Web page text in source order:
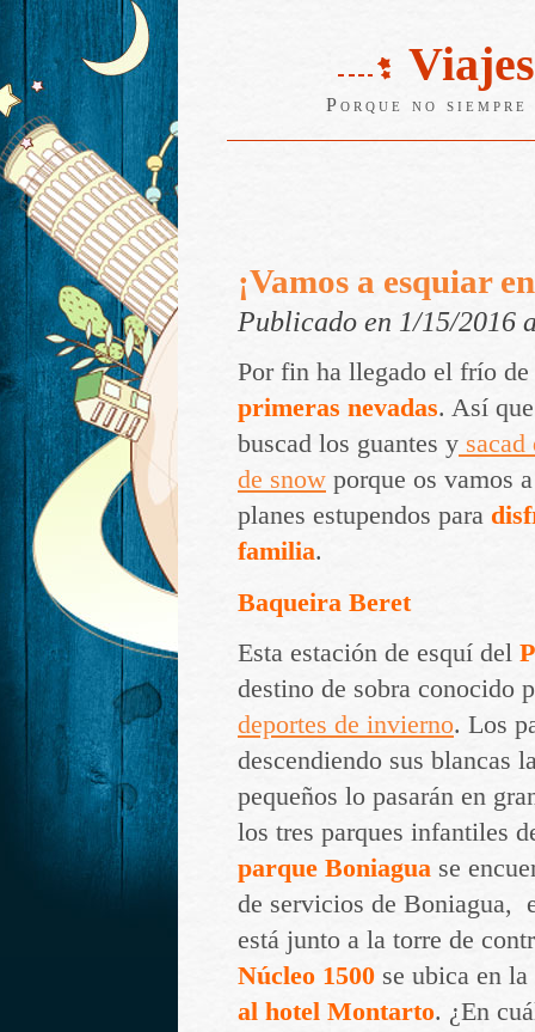
Porque no
¡Vamos a esquiar
Publicado en 1/15/2016
Por fin ha llegado el frío
primeras nevadas. Así
buscad los guantes y
de snow porque os vamos
planes estupendos para
familia.
Baqueira Beret
Esta estación de esquí del
destino de sobra conocido
deportes de invierno. Los
descendiendo sus blancas
pequeños lo pasarán en
los tres parques infantiles
parque Boniagua se
de servicios de Boniagua,
está junto a la torre de
Núcleo 1500 se ubica en
al hotel Montarto. ¿En